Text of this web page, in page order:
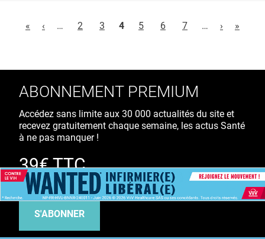
«
‹ … 2 3 4 5 6 7 … › »
ABONNEMENT PREMIUM
Accédez sans limite aux 30 000 actualités du site et
recevez gratuitement chaque semaine, les actus Santé
à ne pas manquer !
39€ TTC
/ an
S'ABONNER